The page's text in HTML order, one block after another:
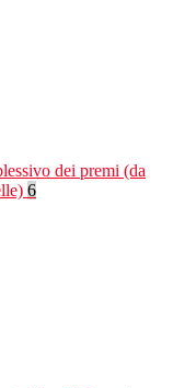
dei premi (da
6